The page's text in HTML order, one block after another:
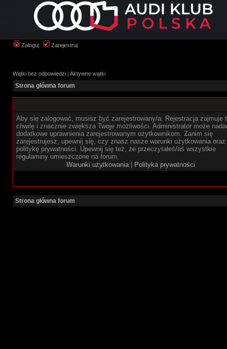
Zaloguj Zarejestruj
Wątki bez odpowiedzi | Aktywne wątki
Strona główna forum
Aby się zalogować, musisz być zarejestrowany/a. Rejestracja zajmuje
chwilę i znacznie zwiększa Twoje możliwości. Administrator może
dodatkowe uprawnienia zarejestrowanym użytkownikom. Zanim się
zarejestrujesz, upewnij się, czy znasz nasze warunki użytkowania oraz
politykę prywatności. Upewnij się też, że przeczytałeś/aś wszystkie
regulaminy umieszczone na forum.
Warunki użytkowania| Polityka prywatności
Strona główna forum